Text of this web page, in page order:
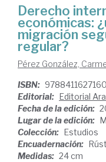
Derecho
económicas:
migración
regular?
Pérez González,
ISBN: 9788411627160
Editorial: Editorial
Fecha de la edición:
Lugar de la edición:
Colección: Estudios
Encuadernación:
Medidas: 24 cm